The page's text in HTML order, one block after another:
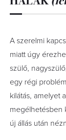
A szerelmi
miatt úgy
szülő,
egy régi
kilátás, amelyet
megélhetésben
új állás után